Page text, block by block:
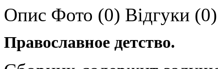
Опис Фото (0) Відгуки (0)
Православное детство.